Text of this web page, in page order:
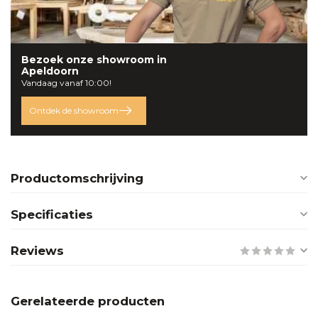
Bezoek onze showroom in
Apeldoorn
Vandaag vanaf 10:00!
Ontdek de showroom
Productomschrijving
Specificaties
Reviews
Gerelateerde producten